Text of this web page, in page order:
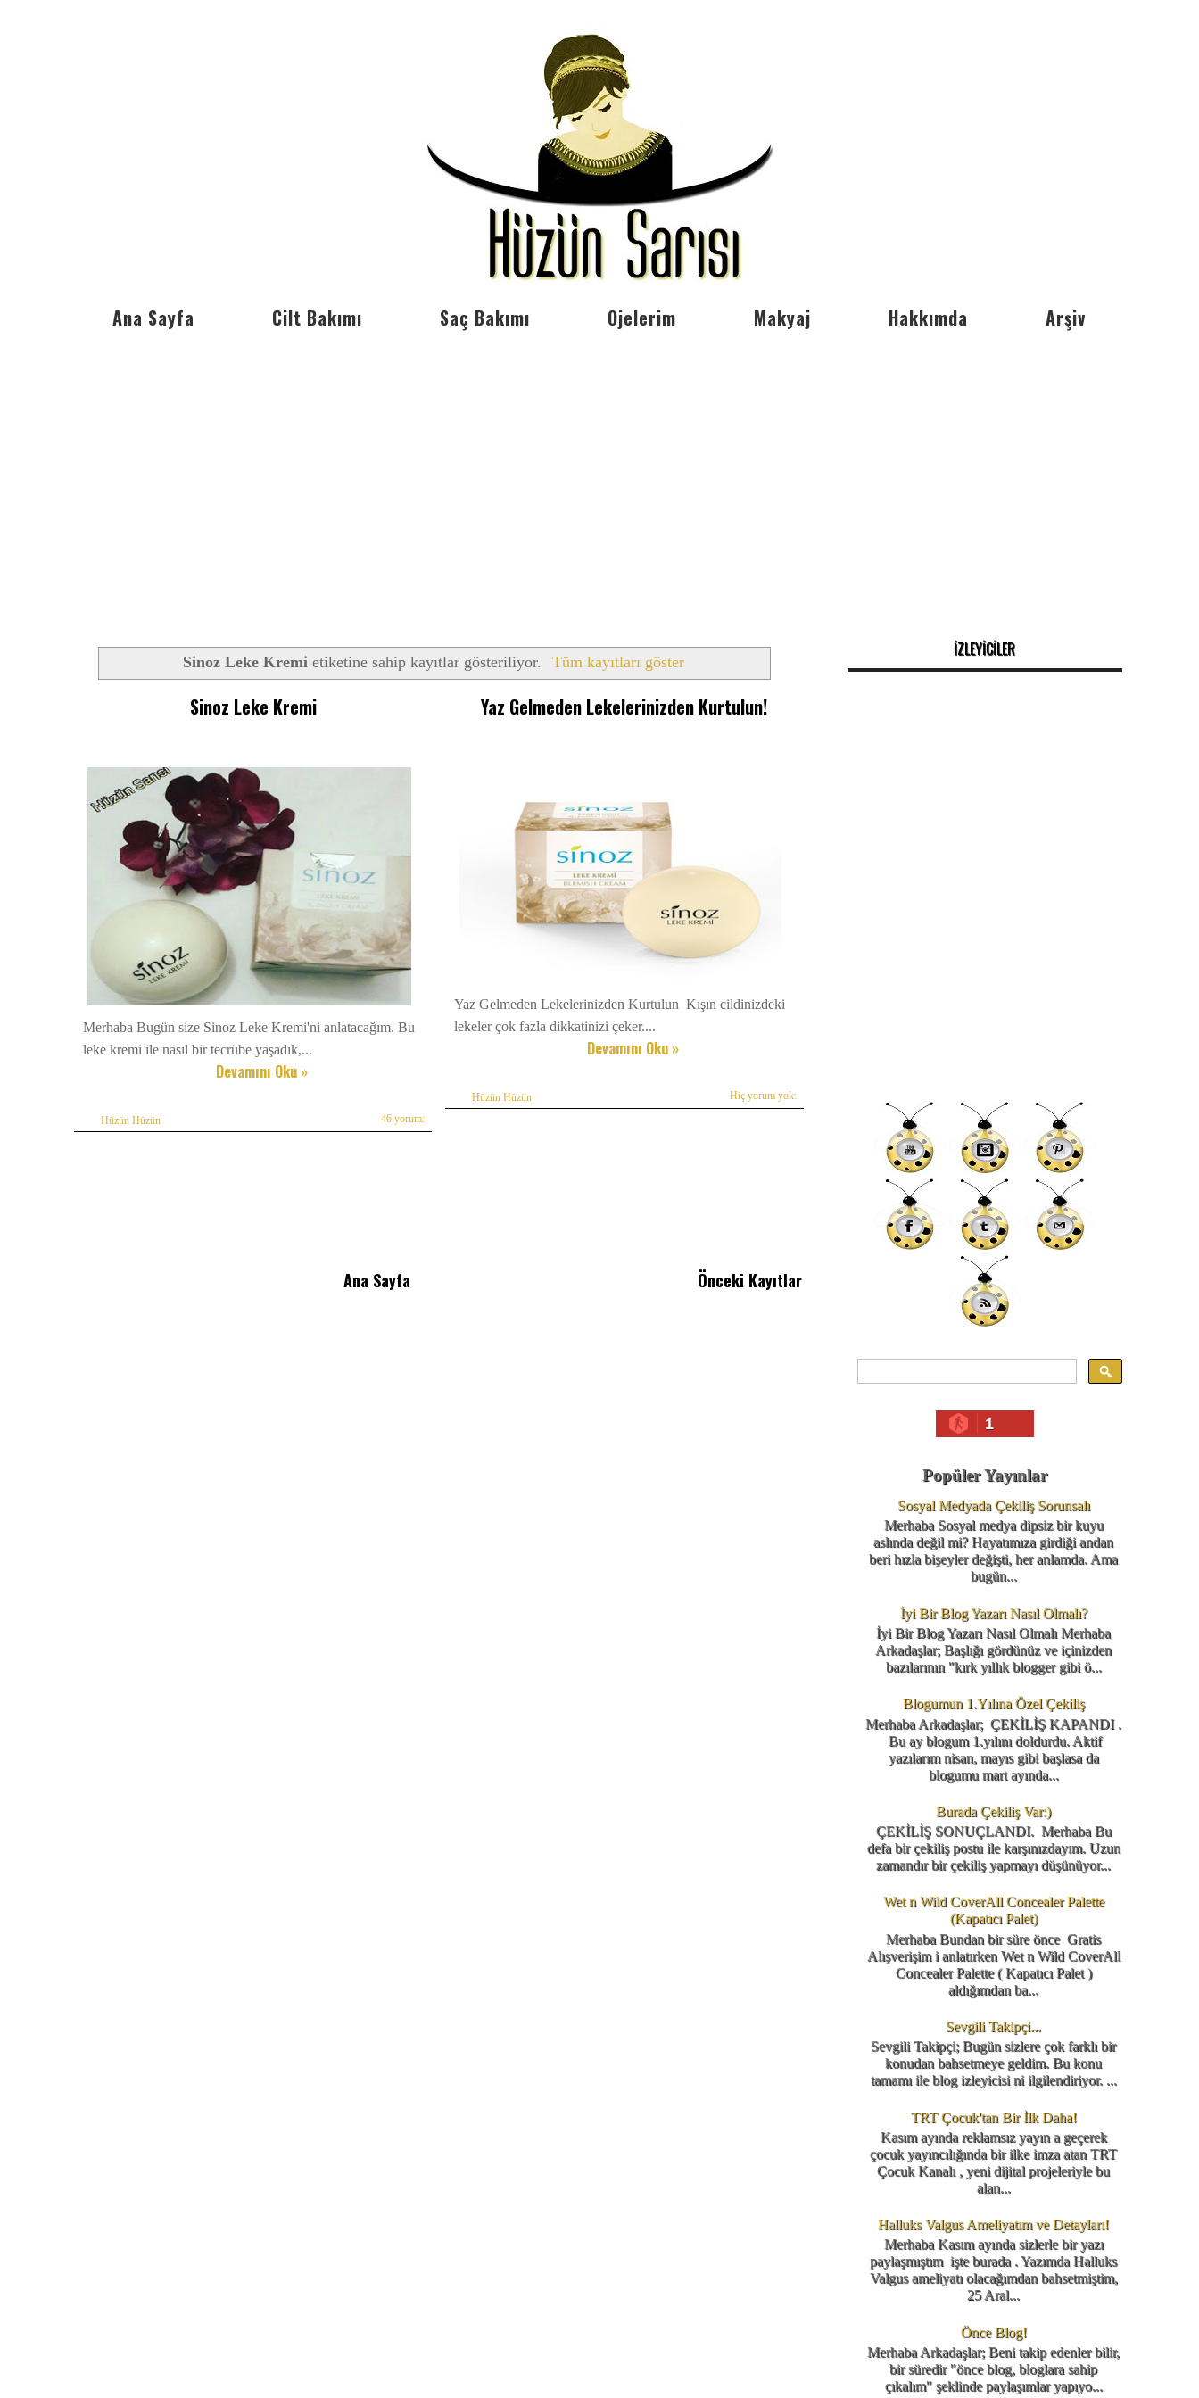
Ana Sayfa Cilt Bakımı Saç Bakımı Ojelerim Makyaj Hakkımda Arşiv
Sinoz Leke Kremietiketine sahip kayıtlar gösteriliyor. Tüm kayıtları göster
Sinoz Leke Kremi
Merhaba Bugün size Sinoz Leke Kremi'ni anlatacağım. Bu
leke kremi ile nasıl bir tecrübe yaşadık,...
Devamını Oku »
Hüzün Hüzün 46 yorum:
Yaz Gelmeden Lekelerinizden Kurtulun!
Yaz Gelmeden Lekelerinizden Kurtulun Kışın cildinizdeki
lekeler çok fazla dikkatinizi çeker....
Devamını Oku »
Hüzün Hüzün Hiç yorum yok:
Önceki Kayıtlar
Ana Sayfa
İZLEYİCİLER
1
Popüler Yayınlar
Sosyal Medyada Çekiliş Sorunsalı
Merhaba Sosyal medya dipsiz bir kuyu
aslında değil mi? Hayatımıza girdiği andan
beri hızla bişeyler değişti, her anlamda. Ama
bugün...
İyi Bir Blog Yazarı Nasıl Olmalı?
İyi Bir Blog Yazarı Nasıl Olmalı Merhaba
Arkadaşlar; Başlığı gördünüz ve içinizden
bazılarının "kırk yıllık blogger gibi ö...
Blogumun 1.Yılına Özel Çekiliş
Merhaba Arkadaşlar; ÇEKİLİŞ KAPANDI .
Bu ay blogum 1.yılını doldurdu. Aktif
yazılarım nisan, mayıs gibi başlasa da
blogumu mart ayında...
Burada Çekiliş Var:)
ÇEKİLİŞ SONUÇLANDI. Merhaba Bu
defa bir çekiliş postu ile karşınızdayım. Uzun
zamandır bir çekiliş yapmayı düşünüyor...
Wet n Wild CoverAll Concealer Palette
(Kapatıcı Palet)
Merhaba Bundan bir süre önce Gratis
Alışverişim i anlatırken Wet n Wild CoverAll
Concealer Palette ( Kapatıcı Palet )
aldığımdan ba...
Sevgili Takipçi...
Sevgili Takipçi; Bugün sizlere çok farklı bir
konudan bahsetmeye geldim. Bu konu
tamamı ile blog izleyicisi ni ilgilendiriyor. ...
TRT Çocuk'tan Bir İlk Daha!
Kasım ayında reklamsız yayın a geçerek
çocuk yayıncılığında bir ilke imza atan TRT
Çocuk Kanalı , yeni dijital projeleriyle bu
alan...
Halluks Valgus Ameliyatım ve Detayları!
Merhaba Kasım ayında sizlerle bir yazı
paylaşmıştım işte burada . Yazımda Halluks
Valgus ameliyatı olacağımdan bahsetmiştim,
25 Aral...
Önce Blog!
Merhaba Arkadaşlar; Beni takip edenler bilir,
bir süredir "önce blog, bloglara sahip
çıkalım" şeklinde paylaşımlar yapıyo...